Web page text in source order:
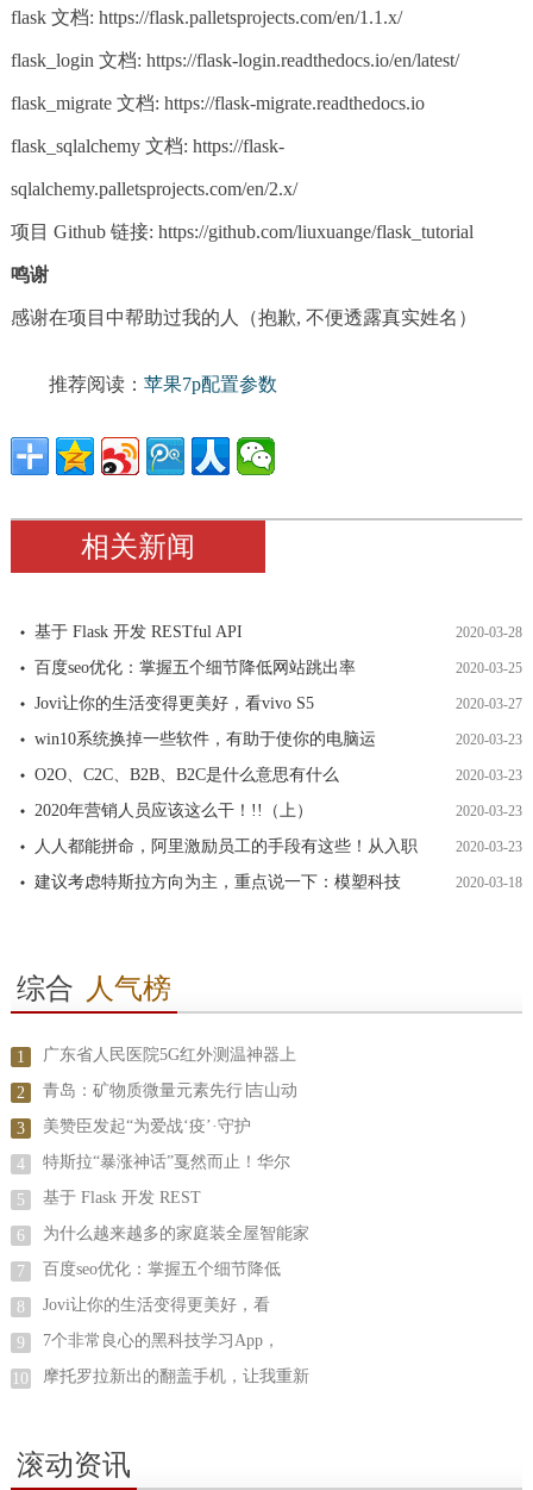
flask 文档: https://flask.palletsprojects.com/en/1.1.x/
flask_login 文档: https://flask-login.readthedocs.io/en/latest/
flask_migrate 文档: https://flask-migrate.readthedocs.io
flask_sqlalchemy 文档: https://flask-
sqlalchemy.palletsprojects.com/en/2.x/
项目 Github 链接: https://github.com/liuxuange/flask_tutorial
鸣谢
感谢在项目中帮助过我的人（抱歉, 不便透露真实姓名）
推荐阅读： 苹果7p配置参数
相关新闻
基于 Flask 开发 RESTful API 2020-03-28
百度seo优化：掌握五个细节降低网站跳出率 2020-03-25
Jovi让你的生活变得更美好，看vivo S5 2020-03-27
win10系统换掉一些软件，有助于使你的电脑运 2020-03-23
O2O、C2C、B2B、B2C是什么意思有什么 2020-03-23
2020年营销人员应该这么干！!!（上） 2020-03-23
人人都能拼命，阿里激励员工的手段有这些！从入职 2020-03-23
建议考虑特斯拉方向为主，重点说一下：模塑科技 2020-03-18
综合 人气榜
1 广东省人民医院5G红外测温神器上
2 青岛：矿物质微量元素先行∣吉山动
3 美赞臣发起“为爱战‘疫’·守护
4 特斯拉“暴涨神话”戛然而止！华尔
5 基于 Flask 开发 REST
6 为什么越来越多的家庭装全屋智能家
7 百度seo优化：掌握五个细节降低
8 Jovi让你的生活变得更美好，看
9 7个非常良心的黑科技学习App，
10 摩托罗拉新出的翻盖手机，让我重新
滚动资讯